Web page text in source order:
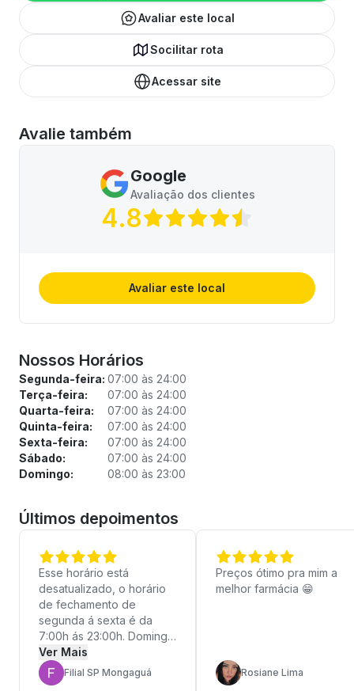
Avaliar este local
Socilitar rota
Acessar site
Avalie também
Google
Avaliação dos clientes
4.8
Avaliar este local
Nossos Horários
Segunda-feira: 07:00 às 24:00
Terça-feira:
07:00 às 24:00
Quarta-feira:
07:00 às 24:00
Quinta-feira:
07:00 às 24:00
Sexta-feira:
07:00 às 24:00
Sábado:
07:00 às 24:00
Domingo:
08:00 às 23:00
Últimos depoimentos
Esse horário está
desatualizado, o horário
de fechamento de
segunda á sexta é da
7:00h ás 23:00h. Domingo
e Ferido o horário de
funcionamento é das
08:00h ás 22:00h.
Ver Mais
Filial SP Mongaguá
Preços ótimo pra mim a
melhor farmácia 😁
Rosiane Lima